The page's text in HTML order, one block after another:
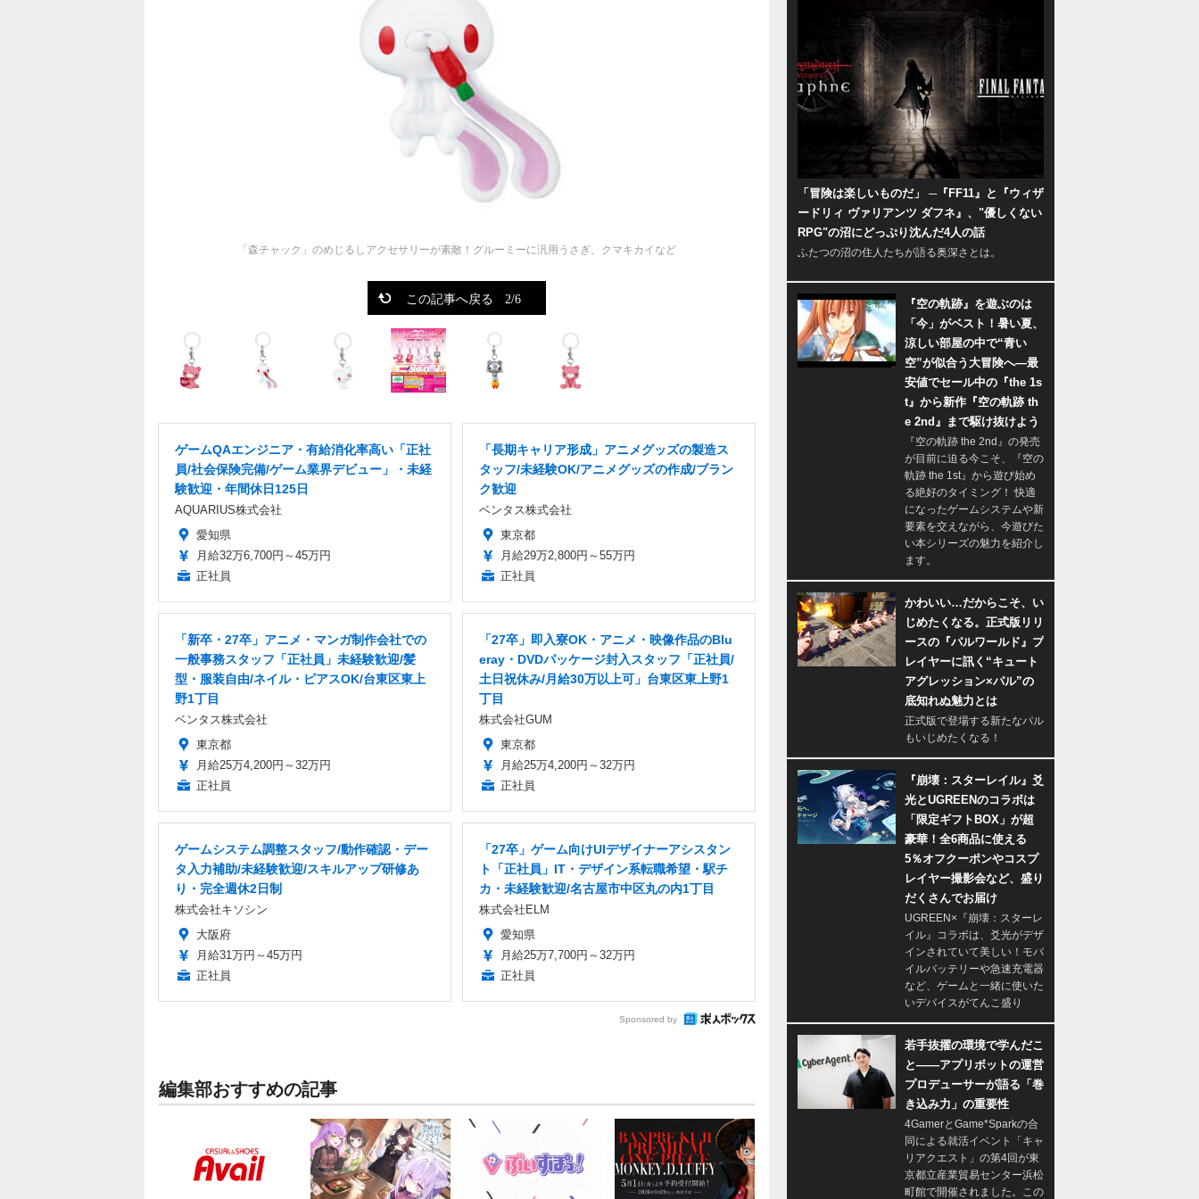
「森チャック」のめじるしアクセサリーが素敵！グルーミーに汎用うさぎ、クマキカイなど
この記事へ戻る 2/6
ゲームQAエンジニア・有給消化率高い「正社
員/社会保険完備/ゲーム業界デビュー」・未経
験歓迎・年間休日125日
AQUARIUS株式会社
愛知県
月給32万6,700円～45万円
正社員
「長期キャリア形成」アニメグッズの製造ス
タッフ/未経験OK/アニメグッズの作成/ブラン
ク歓迎
ベンタス株式会社
東京都
月給29万2,800円～55万円
正社員
「新卒・27卒」アニメ・マンガ制作会社での
一般事務スタッフ「正社員」未経験歓迎/髪
型・服装自由/ネイル・ピアスOK/台東区東上
野1丁目
ベンタス株式会社
東京都
月給25万4,200円～32万円
正社員
「27卒」即入寮OK・アニメ・映像作品のBlu
eray・DVDパッケージ封入スタッフ「正社員/
土日祝休み/月給30万以上可」台東区東上野1
丁目
株式会社GUM
東京都
月給25万4,200円～32万円
正社員
ゲームシステム調整スタッフ/動作確認・デー
タ入力補助/未経験歓迎/スキルアップ研修あ
り・完全週休2日制
株式会社キソシン
大阪府
月給31万円～45万円
正社員
「27卒」ゲーム向けUIデザイナーアシスタン
ト「正社員」IT・デザイン系転職希望・駅チ
カ・未経験歓迎/名古屋市中区丸の内1丁目
株式会社ELM
愛知県
月給25万7,700円～32万円
正社員
Sponsored by
編集部おすすめの記事
「冒険は楽しいものだ」 ─『FF11』と『ウィザ
ードリィ ヴァリアンツ ダフネ』、"優しくない
RPG"の沼にどっぷり沈んだ4人の話
ふたつの沼の住人たちが語る奥深さとは。
『空の軌跡』を遊ぶのは
「今」がベスト！暑い夏、
涼しい部屋の中で“青い
空”が似合う大冒険へ―最
安値でセール中の『the 1s
t』から新作『空の軌跡 th
e 2nd』まで駆け抜けよう
『空の軌跡 the 2nd』の発売
が目前に迫る今こそ、『空の
軌跡 the 1st』から遊び始め
る絶好のタイミング！ 快適
になったゲームシステムや新
要素を交えながら、今遊びた
い本シリーズの魅力を紹介し
ます。
かわいい…だからこそ、い
じめたくなる。正式版リリ
ースの『パルワールド』プ
レイヤーに訊く“キュート
アグレッション×パル”の
底知れぬ魅力とは
正式版で登場する新たなパル
もいじめたくなる！
『崩壊：スターレイル』爻
光とUGREENのコラボは
「限定ギフトBOX」が超
豪華！全6商品に使える
5％オフクーポンやコスプ
レイヤー撮影会など、盛り
だくさんでお届け
UGREEN×『崩壊：スターレ
イル』コラボは、爻光がデザ
インされていて美しい！モバ
イルバッテリーや急速充電器
など、ゲームと一緒に使いた
いデバイスがてんこ盛り
若手抜擢の環境で学んだこ
と――アプリボットの運営
プロデューサーが語る「巻
き込み力」の重要性
4GamerとGame*Sparkの合
同による就活イベント「キャ
リアクエスト」の第4回が東
京都立産業貿易センター浜松
町館で開催されました。この